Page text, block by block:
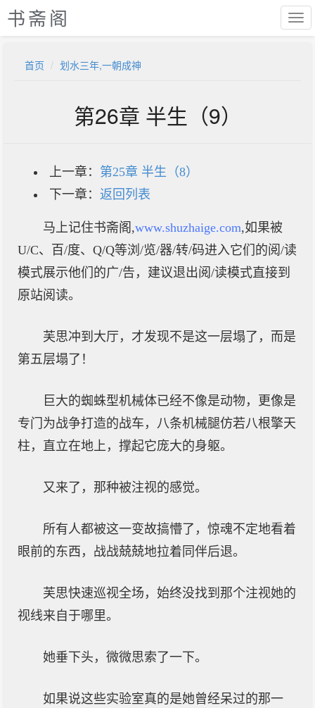
书斋阁
首页 划水三年,一朝成神
第26章 半生（9）
上一章： 第25章 半生（8）
下一章： 返回列表
马上记住书斋阁,www.shuzhaige.com,如果被
U/C、百/度、Q/Q等浏/览/器/转/码进入它们的阅/读
模式展示他们的广/告，建议退出阅/读模式直接到
原站阅读。
芙思冲到大厅，才发现不是这一层塌了，而是
第五层塌了！
巨大的蜘蛛型机械体已经不像是动物，更像是
专门为战争打造的战车，八条机械腿仿若八根擎天
柱，直立在地上，撑起它庞大的身躯。
又来了，那种被注视的感觉。
所有人都被这一变故搞懵了，惊魂不定地看着
眼前的东西，战战兢兢地拉着同伴后退。
芙思快速巡视全场，始终没找到那个注视她的
视线来自于哪里。
她垂下头，微微思索了一下。
如果说这些实验室真的是她曾经呆过的那一